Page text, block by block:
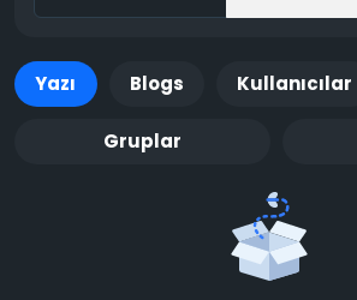
Yazı Blogs Kullanıcılar
Gruplar